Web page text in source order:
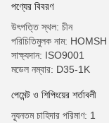
পণ্যের বিবরণ
উৎপত্তি স্থল: চীন
পরিচিতিমুলক নাম: HOMSH
সাক্ষ্যদান: ISO9001
মডেল নম্বার: D35-1K
পেমেন্ট ও শিপিংয়ের শর্তাবলী
ন্যূনতম চাহিদার পরিমাণ: 1